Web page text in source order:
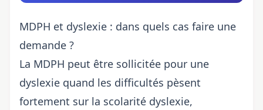
MDPH et dyslexie : dans quels cas faire une
demande ?
La MDPH peut être sollicitée pour une
dyslexie quand les difficultés pèsent
fortement sur la scolarité dyslexie,